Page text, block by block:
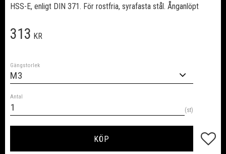
HSS-E, enligt DIN 371. För rostfria, syrafasta stål. Ånganlöpt
313 KR
Gängstorlek
Antal
st
KÖP Lägg